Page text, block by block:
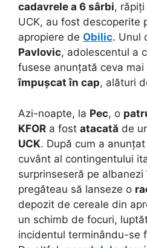
cadavrele a 6 sârbi,
UCK, au fost descoperite
apropiere de Obilic. Unul
Pavlovic, adolescentul a
fusese anunțată ceva mai
împușcat în cap, alături
Azi-noapte, la Pec, o
KFOR a fost atacată de
UCK. După cum a
cuvânt al contingentului
surprinseseră pe albanezi
pregăteau să lanseze o
depozit de cereale din
un schimb de focuri,
incidentul terminându-se